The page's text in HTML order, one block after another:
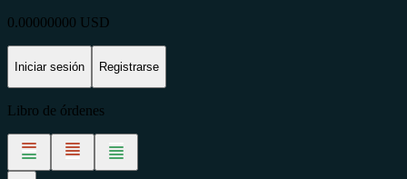
0.00000000 USD
Iniciar sesión Registrarse
Libro de órdenes